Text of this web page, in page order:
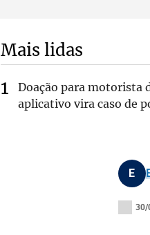
Mais lidas
Doação para motorista
aplicativo vira caso de
E
30/